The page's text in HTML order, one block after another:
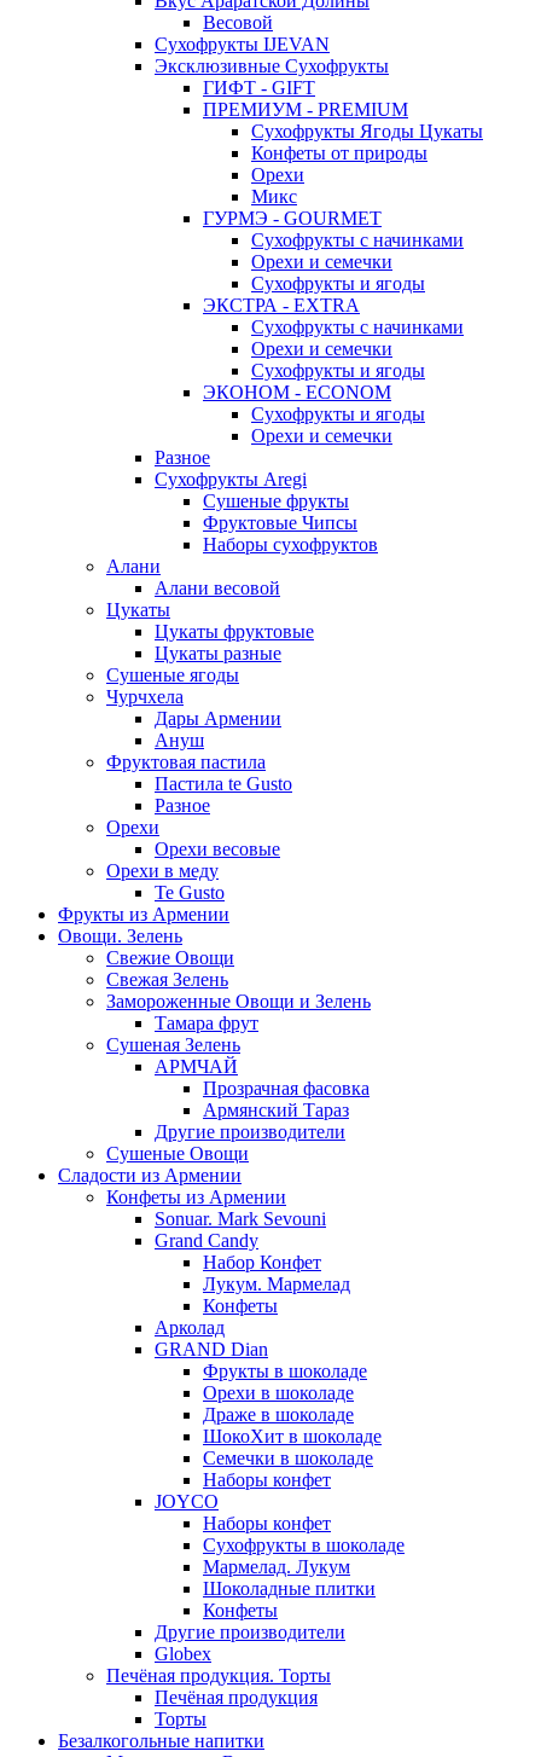
Весовой
Сухофрукты IJEVAN
Эксклюзивные Сухофрукты
ГИФТ - GIFT
ПРЕМИУМ - PREMIUM
Сухофрукты Ягоды Цукаты
Конфеты от природы
Орехи
Микс
ГУРМЭ - GOURMET
Сухофрукты с начинками
Орехи и семечки
Сухофрукты и ягоды
ЭКСТРА - EXTRA
Сухофрукты с начинками
Орехи и семечки
Сухофрукты и ягоды
ЭКОНОМ - ECONOM
Сухофрукты и ягоды
Орехи и семечки
Разное
Сухофрукты Aregi
Сушеные фрукты
Фруктовые Чипсы
Наборы сухофруктов
Алани
Алани весовой
Цукаты
Цукаты фруктовые
Цукаты разные
Сушеные ягоды
Чурчхела
Дары Армении
Ануш
Фруктовая пастила
Пастила te Gusto
Разное
Орехи
Орехи весовые
Орехи в меду
Te Gusto
Фрукты из Армении
Овощи. Зелень
Свежие Овощи
Свежая Зелень
Замороженные Овощи и Зелень
Тамара фрут
Сушеная Зелень
АРМЧАЙ
Прозрачная фасовка
Армянский Тараз
Другие производители
Сушеные Овощи
Сладости из Армении
Конфеты из Армении
Sonuar. Mark Sevouni
Grand Candy
Набор Конфет
Лукум. Мармелад
Конфеты
Арколад
GRAND Dian
Фрукты в шоколаде
Орехи в шоколаде
Драже в шоколаде
ШокоХит в шоколаде
Семечки в шоколаде
Наборы конфет
JOYCO
Наборы конфет
Сухофрукты в шоколаде
Мармелад. Лукум
Шоколадные плитки
Конфеты
Другие производители
Globex
Печёная продукция. Торты
Печёная продукция
Торты
Безалкогольные напитки